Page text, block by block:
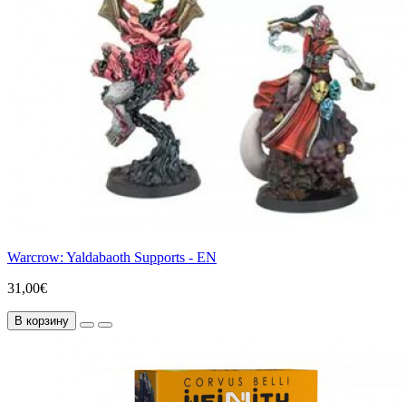
Warcrow: Yaldabaoth Supports - EN
31,00€
В корзину